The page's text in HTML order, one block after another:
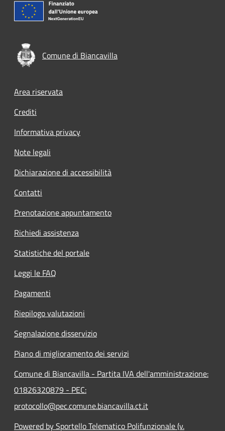
Comune di Biancavilla
Footer menu
Area riservata
Crediti
Informativa privacy
Note legali
Dichiarazione di accessibilità
Contatti
Prenotazione appuntamento
Richiedi assistenza
Statistiche del portale
Leggi le FAQ
Pagamenti
Riepilogo valutazioni
Segnalazione disservizio
Piano di miglioramento dei servizi
Comune di Biancavilla - Partita IVA dell'amministrazione:
01826320879 - PEC:
protocollo@pec.comune.biancavilla.ct.it
Powered by Sportello Telematico Polifunzionale (v.